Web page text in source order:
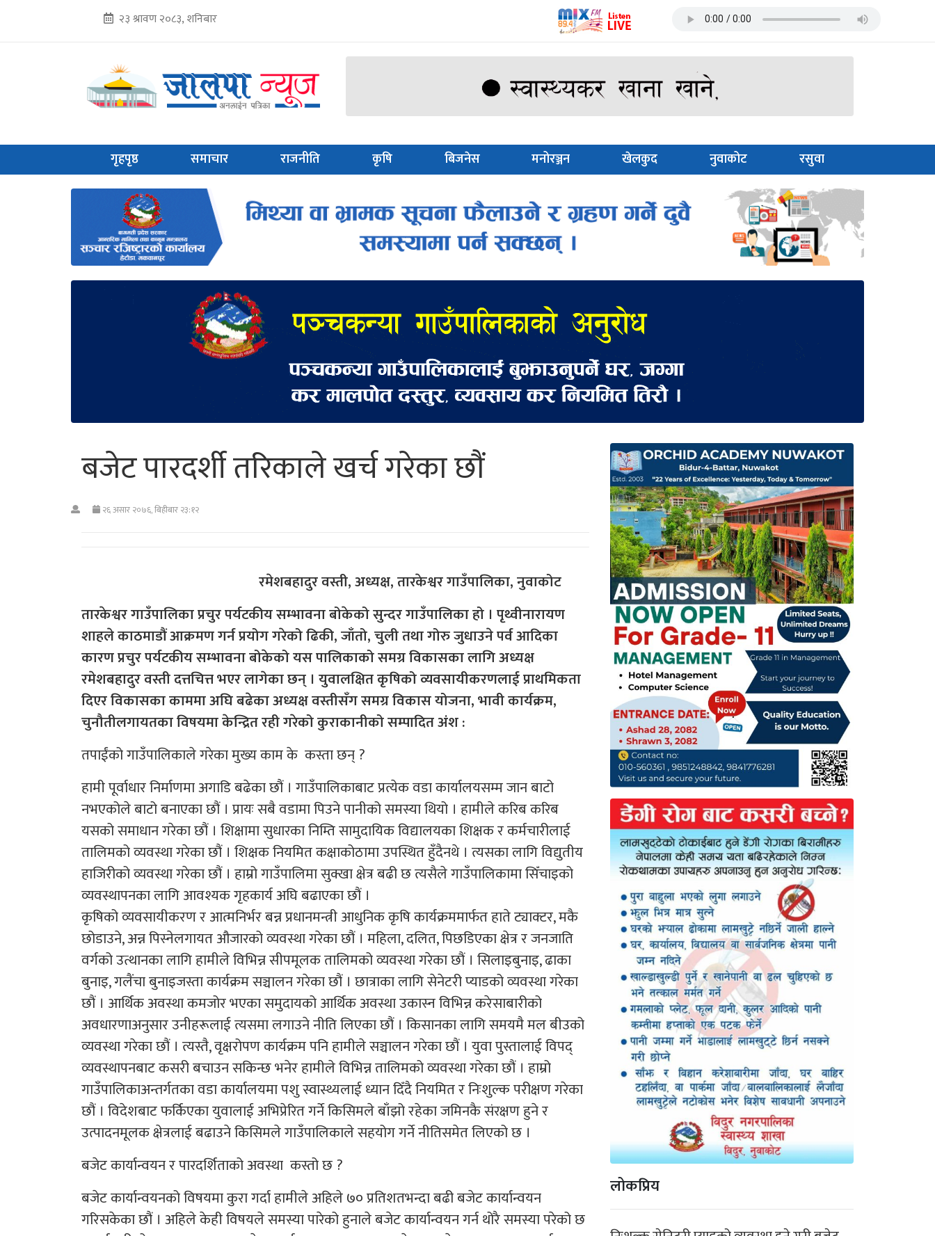
२३ श्रावण २०८३, शनिबार
गृहपृष्ठ समाचार राजनीति कृषि बिजनेस मनोरञ्जन खेलकुद नुवाकोट रसुवा
बजेट पारदर्शी तरिकाले खर्च गरेका छौं
२६ असार २०७६, बिहीबार २३:१२
रमेशबहादुर वस्ती, अध्यक्ष, तारकेश्वर गाउँपालिका, नुवाकोट
तारकेश्वर गाउँपालिका प्रचुर पर्यटकीय सम्भावना बोकेको सुन्दर गाउँपालिका हो । पृथ्वीनारायण
शाहले काठमाडौं आक्रमण गर्न प्रयोग गरेको ढिकी, जाँतो, चुली तथा गोरु जुधाउने पर्व आदिका
कारण प्रचुर पर्यटकीय सम्भावना बोकेको यस पालिकाको समग्र विकासका लागि अध्यक्ष
रमेशबहादुर वस्ती दत्तचित्त भएर लागेका छन् । युवालक्षित कृषिको व्यवसायीकरणलाई प्राथमिकता
दिएर विकासका काममा अघि बढेका अध्यक्ष वस्तीसँग समग्र विकास योजना, भावी कार्यक्रम,
चुनौतीलगायतका विषयमा केन्द्रित रही गरेको कुराकानीको सम्पादित अंश :
तपाईंको गाउँपालिकाले गरेका मुख्य काम के कस्ता छन् ?
हामी पूर्वाधार निर्माणमा अगाडि बढेका छौं । गाउँपालिकाबाट प्रत्येक वडा कार्यालयसम्म जान बाटो
नभएकोले बाटो बनाएका छौं । प्रायः सबै वडामा पिउने पानीको समस्या थियो । हामीले करिब करिब
यसको समाधान गरेका छौं । शिक्षामा सुधारका निम्ति सामुदायिक विद्यालयका शिक्षक र कर्मचारीलाई
तालिमको व्यवस्था गरेका छौं । शिक्षक नियमित कक्षाकोठामा उपस्थित हुँदैनथे । त्यसका लागि विद्युतीय
हाजिरीको व्यवस्था गरेका छौं । हाम्रो गाउँपालिमा सुक्खा क्षेत्र बढी छ त्यसैले गाउँपालिकामा सिँचाइको
व्यवस्थापनका लागि आवश्यक गृहकार्य अघि बढाएका छौं ।
कृषिको व्यवसायीकरण र आत्मनिर्भर बन्न प्रधानमन्त्री आधुनिक कृषि कार्यक्रममार्फत हाते ट्याक्टर, मकै
छोडाउने, अन्न पिस्नेलगायत औजारको व्यवस्था गरेका छौं । महिला, दलित, पिछडिएका क्षेत्र र जनजाति
वर्गको उत्थानका लागि हामीले विभिन्न सीपमूलक तालिमको व्यवस्था गरेका छौं । सिलाइबुनाइ, ढाका
बुनाइ, गलैंचा बुनाइजस्ता कार्यक्रम सञ्चालन गरेका छौं । छात्राका लागि सेनेटरी प्याडको व्यवस्था गरेका
छौं । आर्थिक अवस्था कमजोर भएका समुदायको आर्थिक अवस्था उकास्न विभिन्न करेसाबारीको
अवधारणाअनुसार उनीहरूलाई त्यसमा लगाउने नीति लिएका छौं । किसानका लागि समयमै मल बीउको
व्यवस्था गरेका छौं । त्यस्तै, वृक्षरोपण कार्यक्रम पनि हामीले सञ्चालन गरेका छौं । युवा पुस्तालाई विपद्
व्यवस्थापनबाट कसरी बचाउन सकिन्छ भनेर हामीले विभिन्न तालिमको व्यवस्था गरेका छौं । हाम्रो
गाउँपालिकाअन्तर्गतका वडा कार्यालयमा पशु स्वास्थ्यलाई ध्यान दिँदै नियमित र निःशुल्क परीक्षण गरेका
छौं । विदेशबाट फर्किएका युवालाई अभिप्रेरित गर्ने किसिमले बाँझो रहेका जमिनकै संरक्षण हुने र
उत्पादनमूलक क्षेत्रलाई बढाउने किसिमले गाउँपालिकाले सहयोग गर्ने नीतिसमेत लिएको छ ।
बजेट कार्यान्वयन र पारदर्शिताको अवस्था कस्तो छ ?
बजेट कार्यान्वयनको विषयमा कुरा गर्दा हामीले अहिले ७० प्रतिशतभन्दा बढी बजेट कार्यान्वयन
गरिसकेका छौं । अहिले केही विषयले समस्या पारेको हुनाले बजेट कार्यान्वयन गर्न थोरै समस्या परेको छ
लोकप्रिय